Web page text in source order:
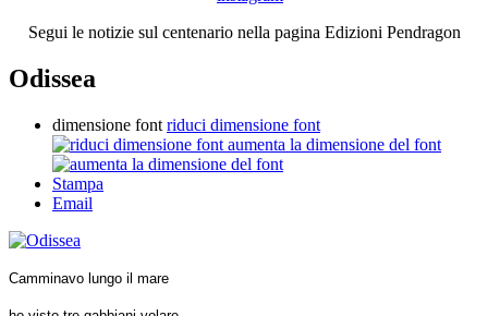
Segui le notizie sul centenario nella pagina Edizioni Pendragon
Odissea
dimensione font riduci dimensione font
aumenta la dimensione del font
Stampa
Email
Camminavo lungo il mare